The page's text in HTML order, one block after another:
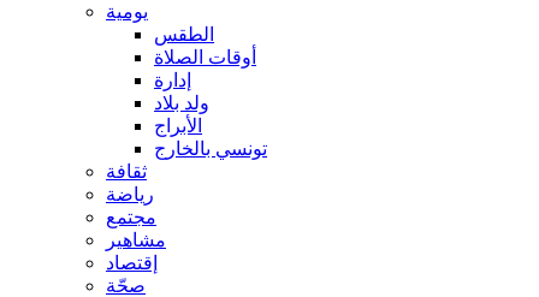
يومية
الطقس
أوقات الصلاة
إدارة
ولد بلاد
الأبراج
تونسي بالخارج
ثقافة
رياضة
مجتمع
مشاهير
إقتصاد
صحّة